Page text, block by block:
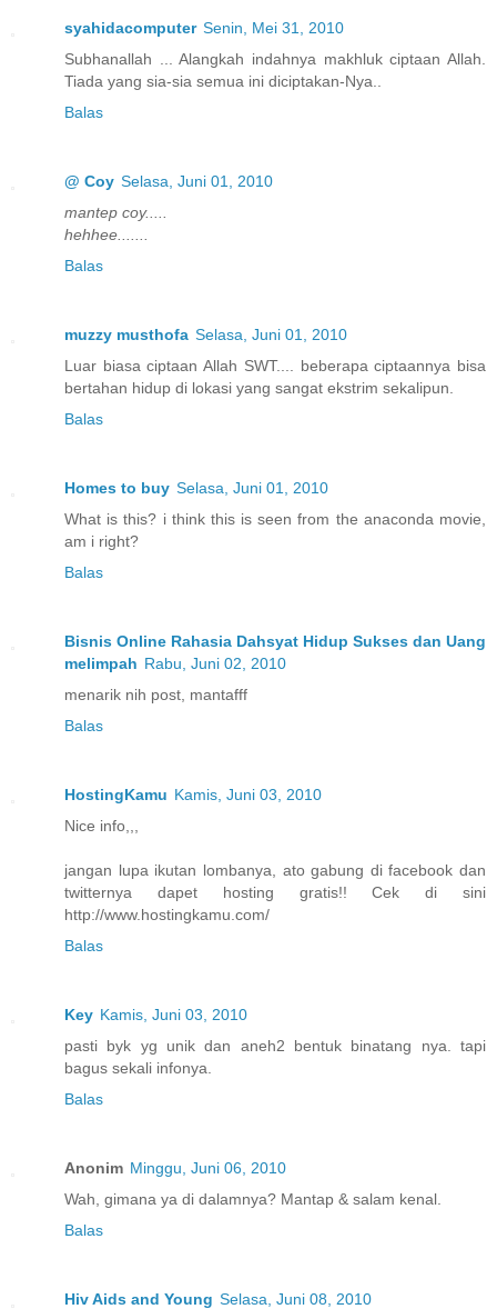
syahidacomputer Senin, Mei 31, 2010
Subhanallah ... Alangkah indahnya makhluk ciptaan Allah.
Tiada yang sia-sia semua ini diciptakan-Nya..
Balas
@ Coy Selasa, Juni 01, 2010
mantep coy.....
hehhee.......
Balas
muzzy musthofa Selasa, Juni 01, 2010
Luar biasa ciptaan Allah SWT.... beberapa ciptaannya bisa
bertahan hidup di lokasi yang sangat ekstrim sekalipun.
Balas
Homes to buy Selasa, Juni 01, 2010
What is this? i think this is seen from the anaconda movie,
am i right?
Balas
Bisnis Online Rahasia Dahsyat Hidup Sukses dan Uang
melimpah Rabu, Juni 02, 2010
menarik nih post, mantafff
Balas
HostingKamu Kamis, Juni 03, 2010
Nice info,,,
jangan lupa ikutan lombanya, ato gabung di facebook dan
twitternya dapet hosting gratis!! Cek di sini
http://www.hostingkamu.com/
Balas
Key Kamis, Juni 03, 2010
pasti byk yg unik dan aneh2 bentuk binatang nya. tapi
bagus sekali infonya.
Balas
Anonim Minggu, Juni 06, 2010
Wah, gimana ya di dalamnya? Mantap & salam kenal.
Balas
Hiv Aids and Young Selasa, Juni 08, 2010